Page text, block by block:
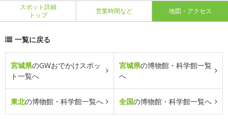
スポット詳細
トップ
営業時間など 地図・アクセス
一覧に戻る
宮城県のGWおでかけスポッ
ト一覧へ
宮城県の博物館・科学館一覧
へ
東北の博物館・科学館一覧へ 全国の博物館・科学館一覧へ